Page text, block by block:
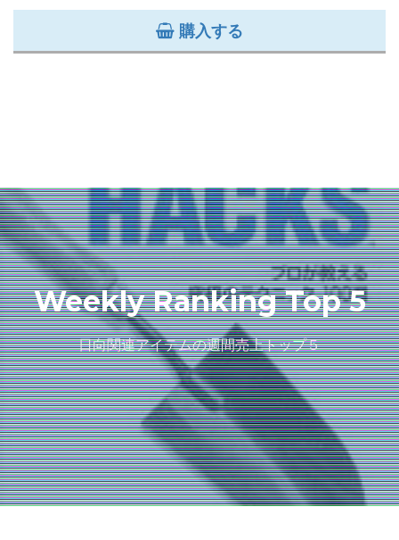
購入する
Weekly Ranking Top 5
日向関連アイテムの週間売上トップ５